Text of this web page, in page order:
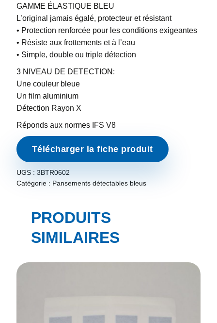
GAMME ÉLASTIQUE BLEU
L’original jamais égalé, protecteur et résistant
• Protection renforcée pour les conditions exigeantes
• Résiste aux frottements et à l’eau
• Simple, double ou triple détection
3 NIVEAU DE DETECTION:
Une couleur bleue
Un film aluminium
Détection Rayon X
Réponds aux normes IFS V8
Télécharger la fiche produit
UGS : 3BTR0602
Catégorie : Pansements détectables bleus
PRODUITS
SIMILAIRES